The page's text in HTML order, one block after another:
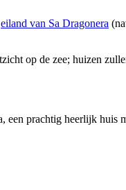
eiland van Sa Dragonera
op de zee; huizen
, een prachtig heerlijk huis